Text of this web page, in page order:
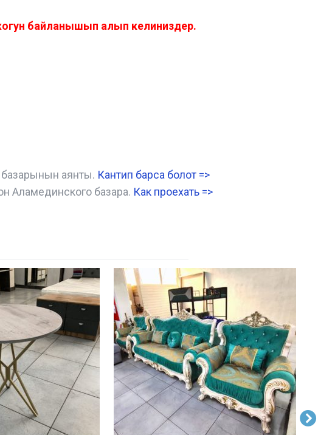
байланышып алып келиниздер.
базарынын аянты. Кантип барса болот =>
Аламединского базара. Как проехать =>